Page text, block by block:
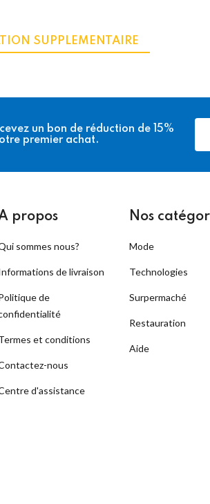
SUPPLEMENTAIRE
un bon de réduction de 15%
premier achat.
propos
sommes nous?
de livraison
de
et conditions
nous
d'assistance
Nos
Mode
Technologies
Surpermaché
Restauration
Aide